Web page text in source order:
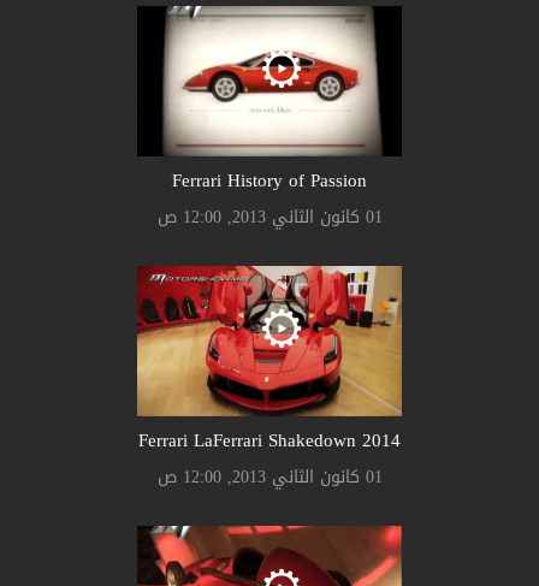
Ferrari History of Passion
01 كانون الثاني 2013, 12:00 ص
Ferrari LaFerrari Shakedown 2014
01 كانون الثاني 2013, 12:00 ص